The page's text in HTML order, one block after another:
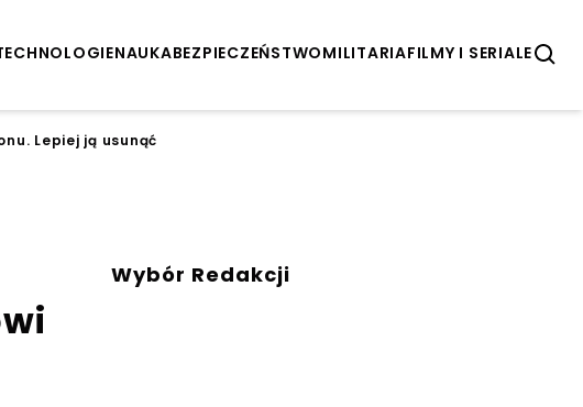
NAUKABEZPIECZEŃSTWOMILITARIAFILMY I SERIALE
Lepiej ją usunąć
Wybór Redakcji